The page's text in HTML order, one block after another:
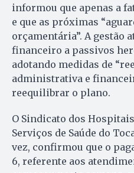
informou que apenas a
e que as próximas
orçamentária”. A gestão
financeiro a passivos
adotando medidas de
administrativa e
reequilibrar o plano.
O Sindicato dos
Serviços de Saúde do
vez, confirmou que o
6, referente aos